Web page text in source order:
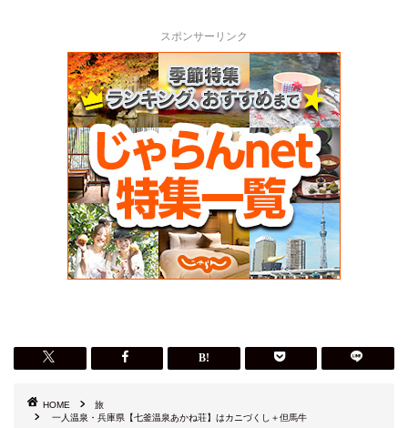
スポンサーリンク
HOME
旅
一人温泉・兵庫県【七釜温泉あかね荘】はカニづくし＋但馬牛